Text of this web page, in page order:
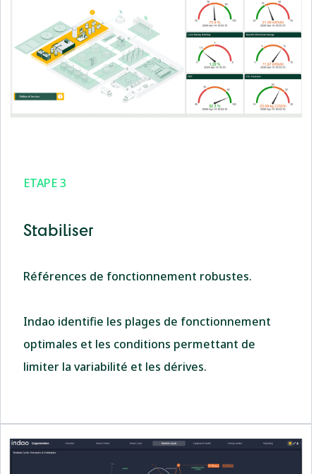
ETAPE 3
Stabiliser
Références de fonctionnement robustes.
Indao identifie les plages de fonctionnement
optimales et les conditions permettant de
limiter la variabilité et les dérives.